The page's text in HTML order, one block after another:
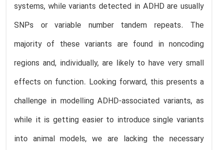
systems, while variants detected in ADHD are usually
SNPs or variable number tandem repeats. The
majority of these variants are found in noncoding
regions and, individually, are likely to have very small
effects on function. Looking forward, this presents a
challenge in modelling ADHD-associated variants, as
while it is getting easier to introduce single variants
into animal models, we are lacking the necessary